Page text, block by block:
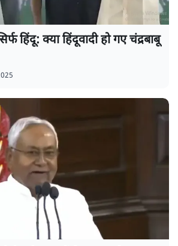
हिंदू: क्या हिंदूवादी हो गए चंद्रबाबू